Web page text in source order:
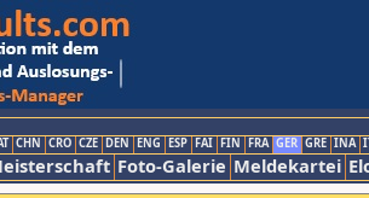
CHN CRO CZE DEN ENG ESP FAI FIN FRA GER GRE INA
Foto-Galerie Meldekartei